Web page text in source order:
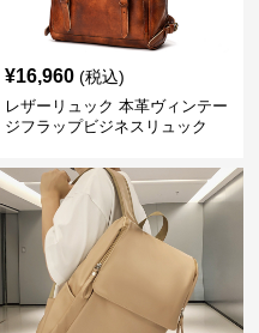
¥16,960 (税込)
レザーリュック 本革ヴィンテー
ジフラップビジネスリュック